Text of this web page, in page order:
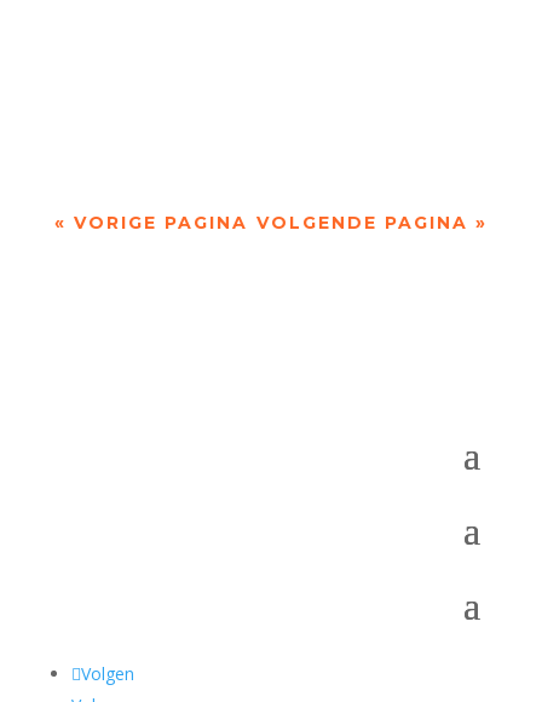
« VORIGE PAGINA VOLGENDE PAGINA »
Volgen